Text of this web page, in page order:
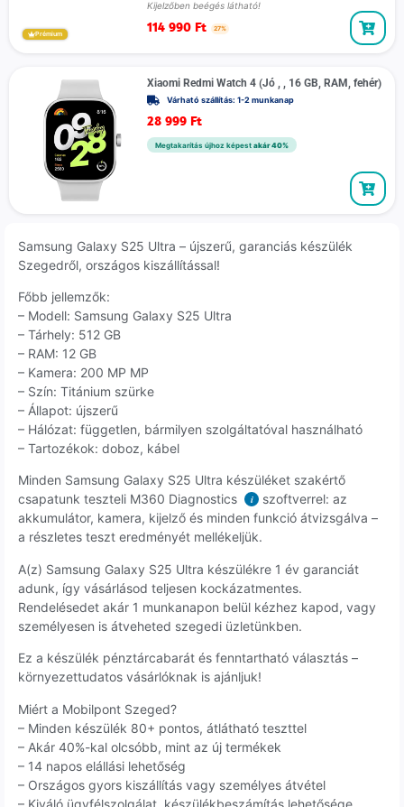
Prémium
Kijelzőben beégés látható!
114 990 Ft 27%
Xiaomi Redmi Watch 4 (Jó , , 16 GB, RAM, fehér)
Várható szállítás: 1-2 munkanap
28 999 Ft
Megtakarítás újhoz képest akár 40%
Samsung Galaxy S25 Ultra – újszerű, garanciás készülék
Szegedről, országos kiszállítással!
Főbb jellemzők:
– Modell: Samsung Galaxy S25 Ultra
– Tárhely: 512 GB
– RAM: 12 GB
– Kamera: 200 MP MP
– Szín: Titánium szürke
– Állapot: újszerű
– Hálózat: független, bármilyen szolgáltatóval használható
– Tartozékok: doboz, kábel
Minden Samsung Galaxy S25 Ultra készüléket szakértő
csapatunk teszteli M360 Diagnostics
i
szoftverrel: az
akkumulátor, kamera, kijelző és minden funkció átvizsgálva –
a részletes teszt eredményét mellékeljük.
A(z) Samsung Galaxy S25 Ultra készülékre 1 év garanciát
adunk, így vásárlásod teljesen kockázatmentes.
Rendelésedet akár 1 munkanapon belül kézhez kapod, vagy
személyesen is átveheted szegedi üzletünkben.
Ez a készülék pénztárcabarát és fenntartható választás –
környezettudatos vásárlóknak is ajánljuk!
Miért a Mobilpont Szeged?
– Minden készülék 80+ pontos, átlátható teszttel
– Akár 40%-kal olcsóbb, mint az új termékek
– 14 napos elállási lehetőség
– Országos gyors kiszállítás vagy személyes átvétel
– Kiváló ügyfélszolgálat, készülékbeszámítás lehetősége